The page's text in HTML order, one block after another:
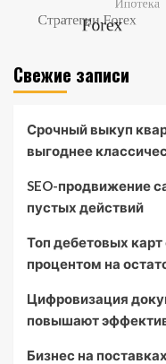
Свежие записи
Срочный выкуп
выгоднее
SEO-продвижение
пустых действий
Топ дебетовых
процентом на
Цифровизация
повышают
Бизнес на